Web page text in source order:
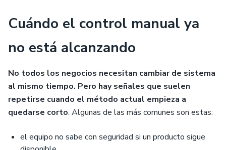
Cuándo el control manual ya
no está alcanzando
No todos los negocios necesitan cambiar de sistema
al mismo tiempo. Pero hay señales que suelen
repetirse cuando el método actual empieza a
quedarse corto. Algunas de las más comunes son estas:
el equipo no sabe con seguridad si un producto sigue